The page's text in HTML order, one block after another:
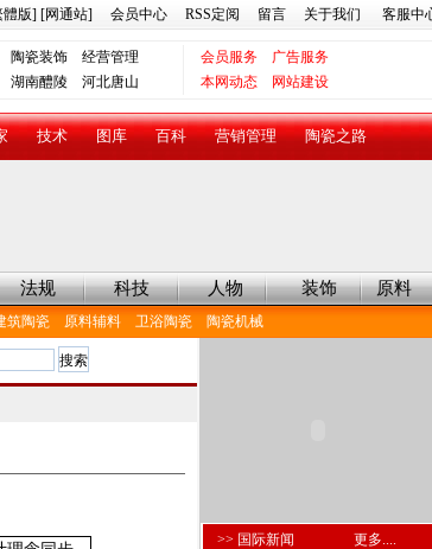
體版] [网通站] 会员中心 RSS定阅 留言 关于我们 客服中
陶瓷装饰 经营管理 会员服务
广告服务
湖南醴陵 河北唐山 本网动态 网站建设
技术 图库 百科 营销管理 陶瓷之路
法规 科技 人物 装饰 原料
筑陶瓷 原料辅料 卫浴陶瓷 陶瓷机械
>> 国际新闻 更多....